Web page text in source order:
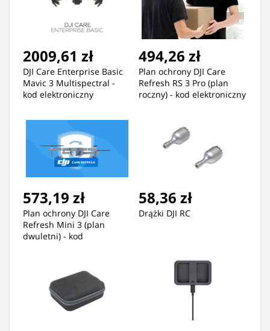
2009,61 zł
DJI Care Enterprise Basic
Mavic 3 Multispectral -
kod elektroniczny
494,26 zł
Plan ochrony DJI Care
Refresh RS 3 Pro (plan
roczny) - kod elektroniczny
573,19 zł
Plan ochrony DJI Care
Refresh Mini 3 (plan
dwuletni) - kod
58,36 zł
Drążki DJI RC